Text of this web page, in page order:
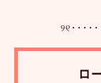
୨୧････
ロ